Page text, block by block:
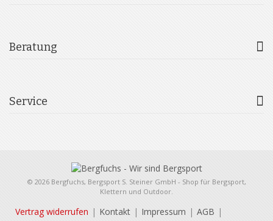
Beratung
Service
© 2026 Bergfuchs, Bergsport S. Steiner GmbH - Shop für Bergsport,
Klettern und Outdoor.
Vertrag widerrufen Kontakt Impressum
AGB